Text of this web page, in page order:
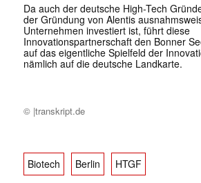
Da auch der deutsche High-Tech
der Gründung von Alentis
Unternehmen investiert ist, führt diese
Innovationspartnerschaft den Bonner
auf das eigentliche Spielfeld der
nämlich auf die deutsche Landkarte.
© |transkript.de
Biotech Berlin HTGF